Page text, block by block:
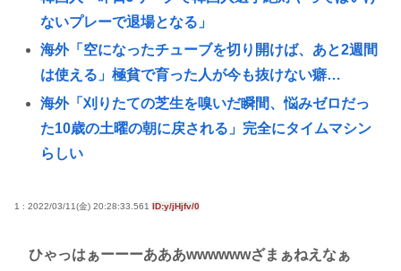
ないプレーで退場となる」
海外「空になったチューブを切り開けば、あと2週間
は使える」極貧で育った人が今も抜けない癖…
海外「刈りたての芝生を嗅いだ瞬間、悩みゼロだっ
た10歳の土曜の朝に戻される」完全にタイムマシン
らしい
上！」←これ
対策に”マイナンバー”導入開始「効果テキメン」
1 : 2022/03/11(金) 20:28:33.561 ID:y/jHjfv/0
ひゃっはぁーーーあああwwwwwwざまぁねえなぁ